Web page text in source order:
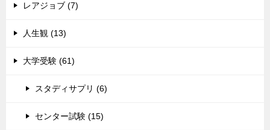
レアジョブ (7)
人生観 (13)
大学受験 (61)
スタディサプリ (6)
センター試験 (15)